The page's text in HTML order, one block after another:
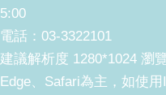
5:00
電話：03-3322101
建議解析度 1280*1024 瀏
Edge、Safari為主，如使